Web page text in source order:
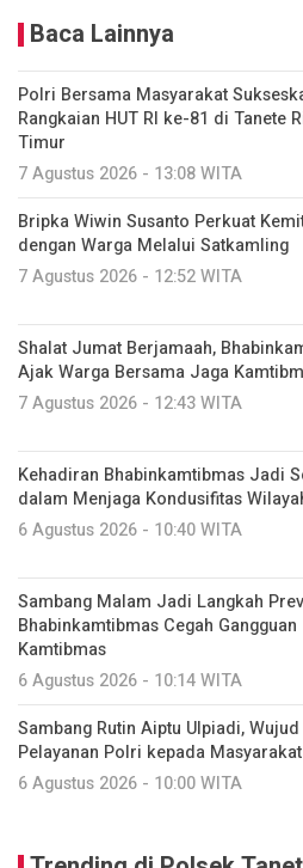
Baca Lainnya
Polri Bersama Masyarakat
Rangkaian HUT RI ke-81 di Tanete
Timur
7 Agustus 2026 - 13:08 WITA
Bripka Wiwin Susanto Perkuat
dengan Warga Melalui Satkamling
7 Agustus 2026 - 12:52 WITA
Shalat Jumat Berjamaah,
Ajak Warga Bersama Jaga
7 Agustus 2026 - 12:43 WITA
Kehadiran Bhabinkamtibmas Jadi
dalam Menjaga Kondusifitas
6 Agustus 2026 - 10:40 WITA
Sambang Malam Jadi Langkah
Bhabinkamtibmas Cegah Gangguan
Kamtibmas
6 Agustus 2026 - 10:14 WITA
Sambang Rutin Aiptu Ulpiadi,
Pelayanan Polri kepada Masyarakat
6 Agustus 2026 - 10:00 WITA